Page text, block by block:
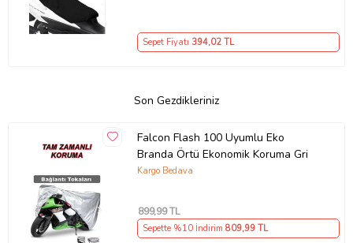
Sepet Fiyatı 394,02 TL
Son Gezdikleriniz
Falcon Flash 100 Uyumlu Eko
Branda Örtü Ekonomik Koruma Gri
Kargo Bedava
899,99 TL
Sepette %10 İndirim 809,99 TL